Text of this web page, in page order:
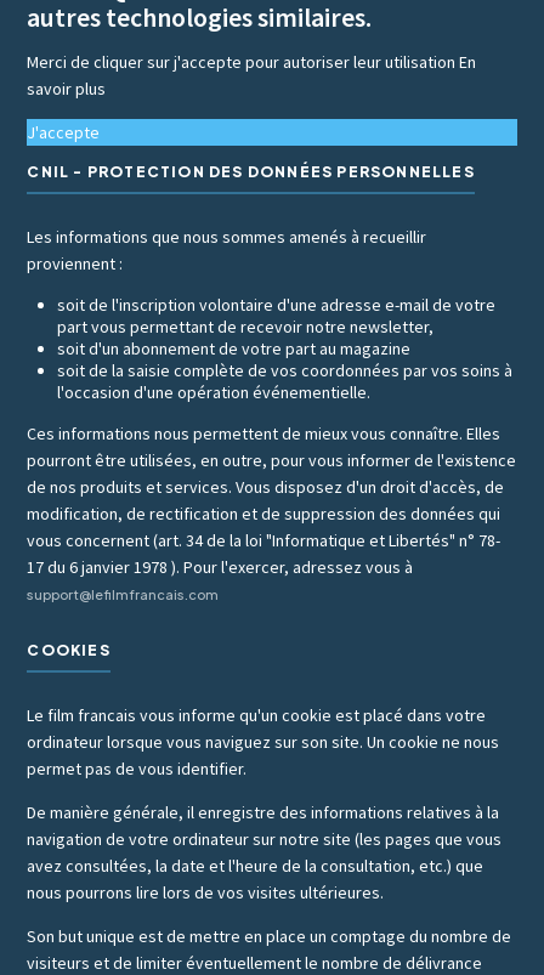
autres technologies similaires.
Merci de cliquer sur j'accepte pour autoriser leur utilisationEn
savoir plus
J'accepte
CNIL - PROTECTION DES DONNÉES PERSONNELLES
Les informations que nous sommes amenés à recueillir
proviennent :
soit de l'inscription volontaire d'une adresse e-mail de votre
part vous permettant de recevoir notre newsletter,
soit d'un abonnement de votre part au magazine
soit de la saisie complète de vos coordonnées par vos soins à
l'occasion d'une opération événementielle.
Ces informations nous permettent de mieux vous connaître. Elles
pourront être utilisées, en outre, pour vous informer de l'existence
de nos produits et services. Vous disposez d'un droit d'accès, de
modification, de rectification et de suppression des données qui
vous concernent (art. 34 de la loi "Informatique et Libertés" n° 78-
17 du 6 janvier 1978 ). Pour l'exercer, adressez vous à
support@lefilmfrancais.com
COOKIES
Le film francais vous informe qu'un cookie est placé dans votre
ordinateur lorsque vous naviguez sur son site. Un cookie ne nous
permet pas de vous identifier.
De manière générale, il enregistre des informations relatives à la
navigation de votre ordinateur sur notre site (les pages que vous
avez consultées, la date et l'heure de la consultation, etc.) que
nous pourrons lire lors de vos visites ultérieures.
Son but unique est de mettre en place un comptage du nombre de
visiteurs et de limiter éventuellement le nombre de délivrance